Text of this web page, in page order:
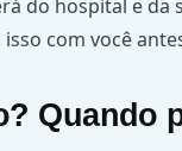
do hospital e
com você
Quando